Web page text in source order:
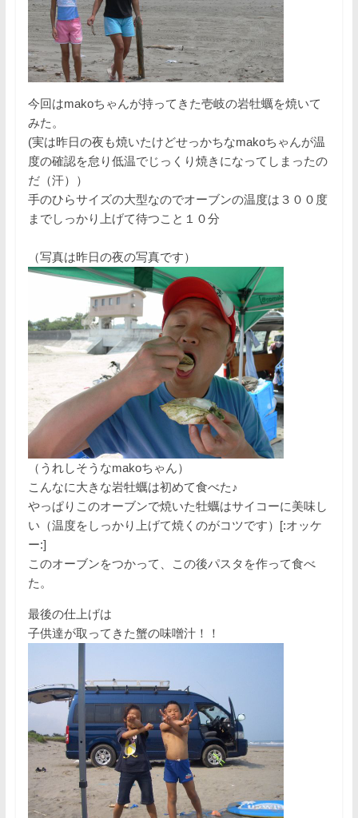
今回はmakoちゃんが持ってきた壱岐の岩牡蠣を焼いて
みた。
(実は昨日の夜も焼いたけどせっかちなmakoちゃんが温
度の確認を怠り低温でじっくり焼きになってしまったの
だ（汗））
手のひらサイズの大型なのでオーブンの温度は３００度
までしっかり上げて待つこと１０分
（写真は昨日の夜の写真です）
（うれしそうなmakoちゃん）
こんなに大きな岩牡蠣は初めて食べた♪
やっぱりこのオーブンで焼いた牡蠣はサイコーに美味し
い（温度をしっかり上げて焼くのがコツです）[:オッケ
ー:]
このオーブンをつかって、この後パスタを作って食べ
た。
最後の仕上げは
子供達が取ってきた蟹の味噌汁！！